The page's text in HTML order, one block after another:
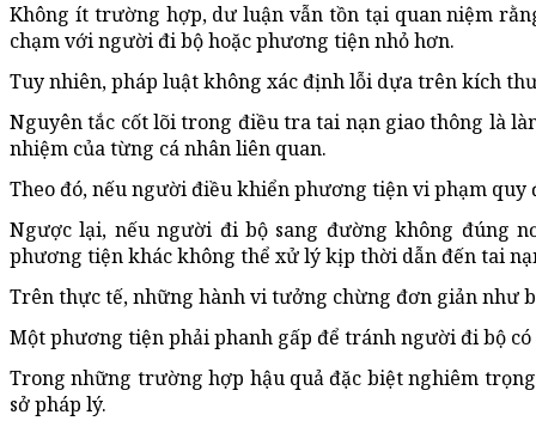
Không ít trường hợp, dư luận vẫn tồn tại quan niệm
chạm với người đi bộ hoặc phương tiện nhỏ hơn.
Tuy nhiên, pháp luật không xác định lỗi dựa trên kích
Nguyên tắc cốt lõi trong điều tra tai nạn giao thông là
nhiệm của từng cá nhân liên quan.
Theo đó, nếu người điều khiển phương tiện vi phạm
Ngược lại, nếu người đi bộ sang đường không đúng
phương tiện khác không thể xử lý kịp thời dẫn đến tai
Trên thực tế, những hành vi tưởng chừng đơn giản như
Một phương tiện phải phanh gấp để tránh người đi bộ
Trong những trường hợp hậu quả đặc biệt nghiêm
sở pháp lý.